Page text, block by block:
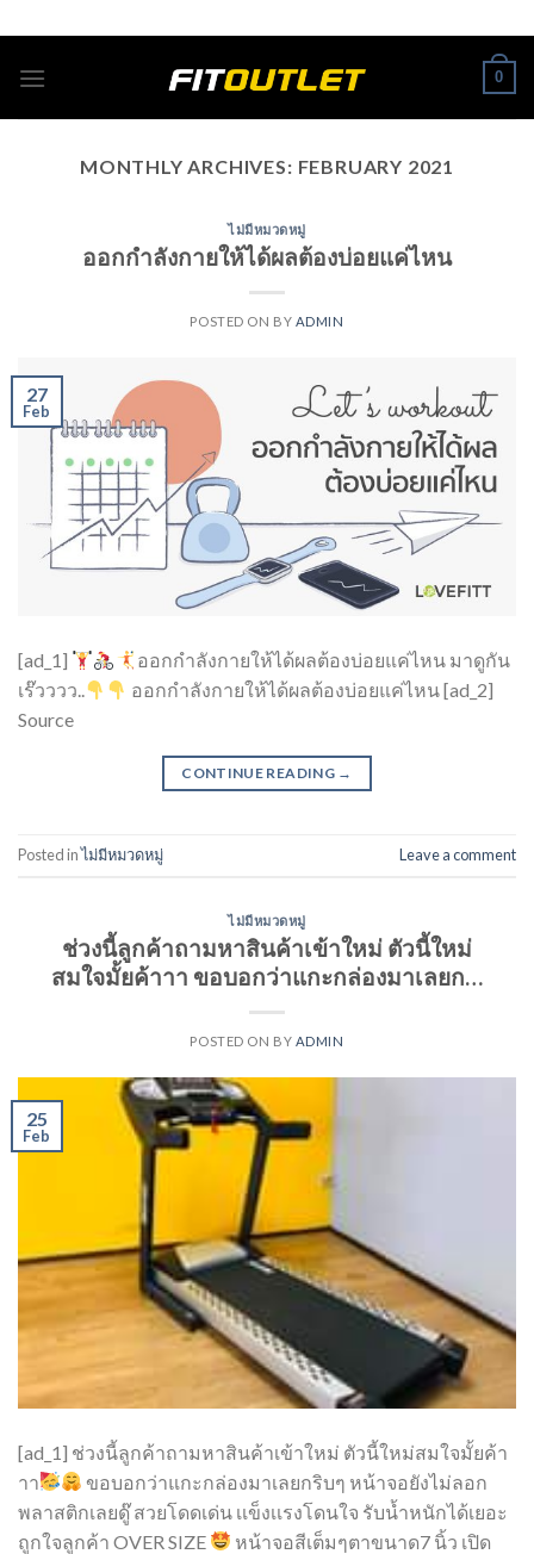
to
content
0
MONTHLY ARCHIVES: FEBRUARY 2021
ไม่มีหมวดหมู่
ออกกำลังกายให้ได้ผลต้องบ่อยแค่ไหน
POSTED ON BY ADMIN
27
Feb
[ad_1]
ออกกำลังกายให้ได้ผลต้องบ่อยแค่ไหน มาดูกัน
เร๊วววว..
ออกกำลังกายให้ได้ผลต้องบ่อยแค่ไหน [ad_2]
Source
CONTINUE READING →
Posted inไม่มีหมวดหมู่ Leave a comment
ไม่มีหมวดหมู่
ช่วงนี้ลูกค้าถามหาสินค้าเข้าใหม่ ตัวนี้ใหม่
สมใจมั้ยค้าาา ขอบอกว่าแกะกล่องมาเลยก…
POSTED ON BY ADMIN
25
Feb
[ad_1] ช่วงนี้ลูกค้าถามหาสินค้าเข้าใหม่ ตัวนี้ใหม่สมใจมั้ยค้า
าา
ขอบอกว่าแกะกล่องมาเลยกริบๆ หน้าจอยังไม่ลอก
พลาสติกเลยดู๊ สวยโดดเด่น เเข็งเเรงโดนใจ รับน้ำหนักได้เยอะ
ถูกใจลูกค้า OVER SIZE
หน้าจอสีเต็มๆตาขนาด7 นิ้ว เปิด